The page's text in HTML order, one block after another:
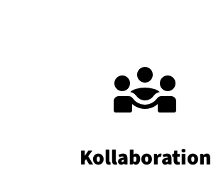
Kol­la­bo­ra­ti­on